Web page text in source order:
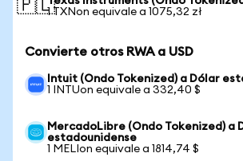
🇵🇱1 TXNon equivale a 1075,32 zł
Convierte otros RWA a USD
Intuit (Ondo Tokenized) a Dólar
1 INTUon equivale a 332,40 $
MercadoLibre (Ondo Tokenized) a
estadounidense
1 MELIon equivale a 1814,74 $